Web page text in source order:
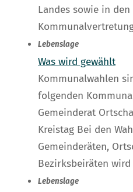
Landes sowie in
Lebenslage
Was wird gewählt
Kommunalwahlen
folgenden
Gemeinderat
Kreistag Bei den
Gemeinderäten,
Bezirksbeiräten
Lebenslage